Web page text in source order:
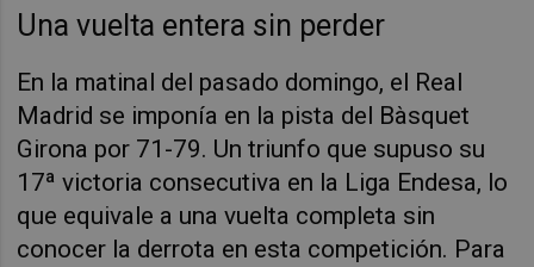
Una vuelta entera sin perder
En la matinal del pasado domingo, el Real
Madrid se imponía en la pista del Bàsquet
Girona por 71-79. Un triunfo que supuso su
17ª victoria consecutiva en la Liga Endesa, lo
que equivale a una vuelta completa sin
conocer la derrota en esta competición. Para